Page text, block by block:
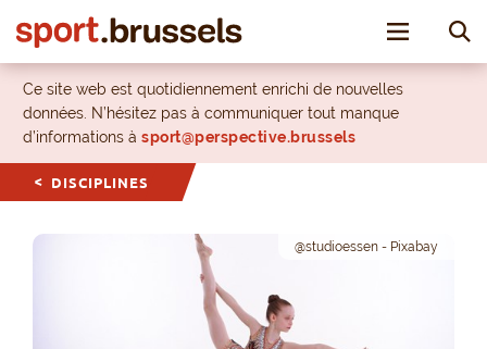
Toggle
Ce site web est quotidiennement enrichi de nouvelles
données. N’hésitez pas à communiquer tout manque
d’informations à sport@perspective.brussels
DISCIPLINES
@studioessen - Pixabay